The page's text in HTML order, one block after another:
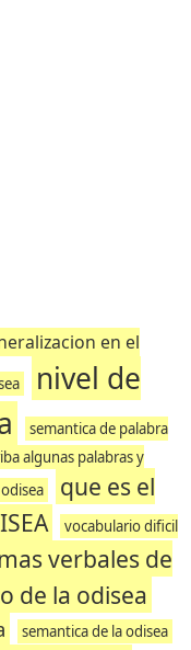
en el
nivel de
semantica de palabra
algunas palabras y
que es el
vocabulario dificil
verbales de
de la odisea
semantica de la odisea